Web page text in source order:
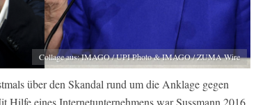
Collage aus: IMAGO / UPI Photo & IMAGO / ZUMA Wire
über den Skandal rund um die Anklage gegen
eines Internetunternehmens war Sussmann 2016